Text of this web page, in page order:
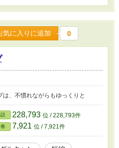
気に入りに追加 0
、不慣れながらもゆっくりと
228,793 位 / 228,793件
7,921 位 / 7,921件